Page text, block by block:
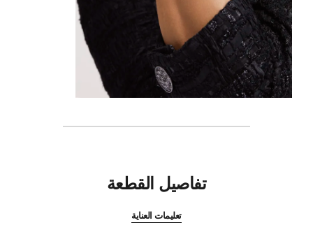
تفاصيل القطعة
تعليمات العناية